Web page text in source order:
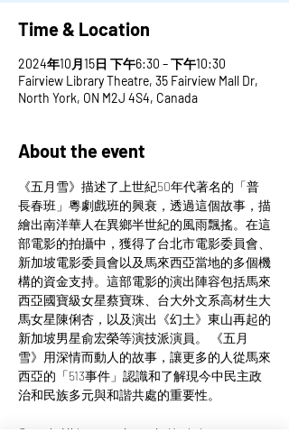
Time & Location
2024年10月15日 下午6:30 – 下午10:30
Fairview Library Theatre, 35 Fairview Mall Dr,
North York, ON M2J 4S4, Canada
About the event
《五月雪》描述了上世紀50年代著名的「普
長春班」粵劇戲班的興衰，透過這個故事，描
繪出南洋華人在異鄉半世紀的風雨飄搖。在這
部電影的拍攝中，獲得了台北市電影委員會、
新加坡電影委員會以及馬來西亞當地的多個機
構的資金支持。這部電影的演出陣容包括馬來
西亞國寶級女星蔡寶珠、台大外文系高材生大
馬女星陳俐杏，以及演出《幻土》東山再起的
新加坡男星俞宏榮等演技派演員。 《五月
雪》用深情而動人的故事，讓更多的人從馬來
西亞的「513事件」認識和了解現今中民主政
治和民族多元與和諧共處的重要性。